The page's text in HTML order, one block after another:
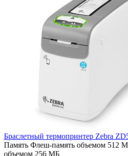
Браслетный термопринтер Zebra
Память Флеш-память объемом 512
объемом 256 МБ